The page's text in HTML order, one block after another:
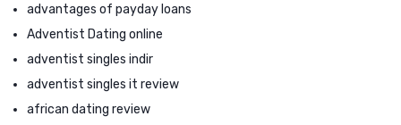
advantages of payday loans
Adventist Dating online
adventist singles indir
adventist singles it review
african dating review